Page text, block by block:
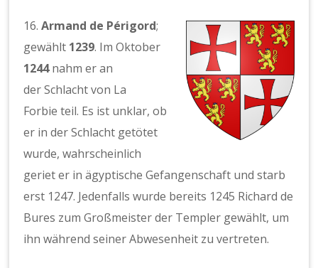
16.Armand de Périgord;
gewählt 1239. Im Oktober
1244nahm er an
der Schlacht von La
Forbie teil. Es ist unklar, ob
er in der Schlacht getötet
wurde, wahrscheinlich
geriet er in ägyptische Gefangenschaft und starb
erst 1247. Jedenfalls wurde bereits 1245 Richard de
Bures zum Großmeister der Templer gewählt, um
ihn während seiner Abwesenheit zu vertreten.